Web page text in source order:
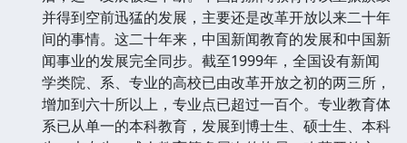
并得到空前迅猛的发展，主要还是改革开放以来二十年
间的事情。这二十年来，中国新闻教育的发展和中国新
闻事业的发展完全同步。截至1999年，全国设有新闻
学类院、系、专业的高校已由改革开放之初的两三所，
增加到六十所以上，专业点已超过一百个。专业教育体
系已从单一的本科教育，发展到博士生、硕士生、本科